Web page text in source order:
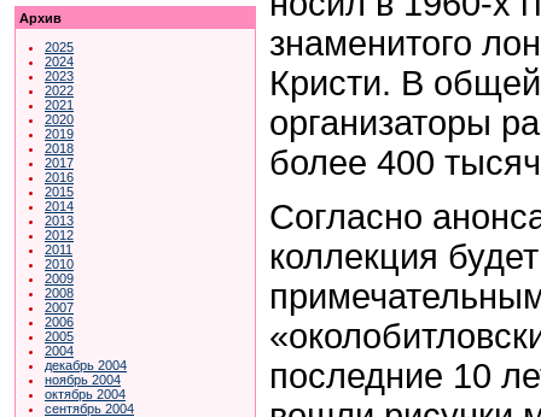
Архив
2025
2024
2023
2022
2021
2020
2019
2018
2017
2016
2015
2014
2013
2012
2011
2010
2009
2008
2007
2006
2005
2004
декабрь 2004
ноябрь 2004
октябрь 2004
сентябрь 2004
знаменитого
Кристи. В
организаторы
более 400
Согласно
коллекция будет
последние 10